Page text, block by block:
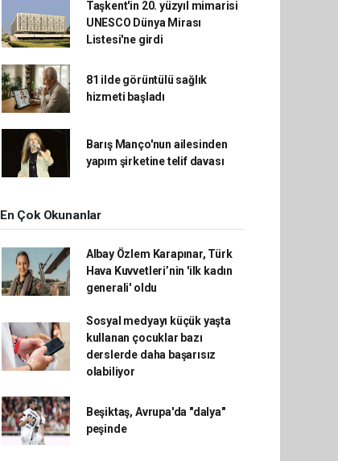
Taşkent'in 20. yüzyıl mimarisi
UNESCO Dünya Mirası
Listesi'ne girdi
81 ilde görüntülü sağlık
hizmeti başladı
Barış Manço'nun ailesinden
yapım şirketine telif davası
En Çok Okunanlar
Albay Özlem Karapınar, Türk
Hava Kuvvetleri’nin 'ilk kadın
generali' oldu
Sosyal medyayı küçük yaşta
kullanan çocuklar bazı
derslerde daha başarısız
olabiliyor
Beşiktaş, Avrupa'da "dalya"
peşinde